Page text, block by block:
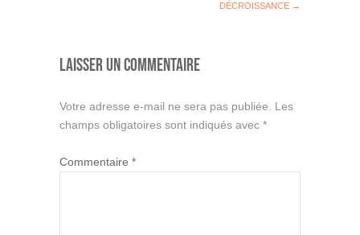
DÉCROISSANCE →
LAISSER UN COMMENTAIRE
Votre adresse e-mail ne sera pas publiée.
Les
champs obligatoires sont indiqués avec *
Commentaire *